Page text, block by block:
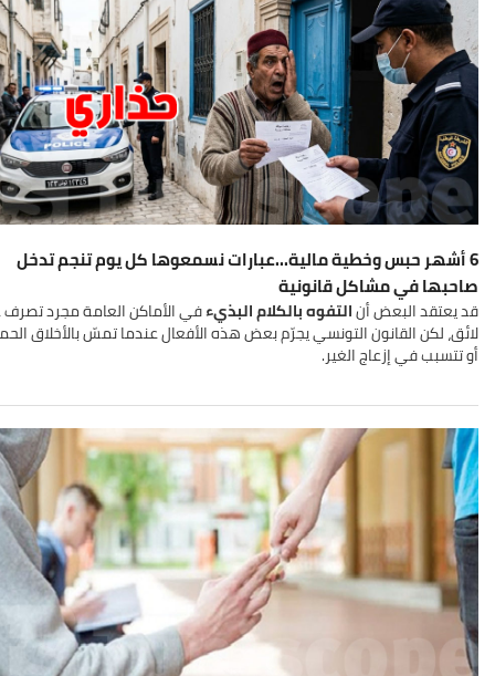
6 أشهر حبس وخطية مالية...عبارات نسمعوها كل يوم تنجم تدخل
صاحبها في مشاكل قانونية
قد يعتقد البعض أنالتفوه بالكلام البذيءفي الأماكن العامة مجرد تصرف
لائق، لكن القانون التونسي يجرّم بعض هذه الأفعال عندما تمسّ بالأخلاق
أو تتسبب في إزعاج الغير.